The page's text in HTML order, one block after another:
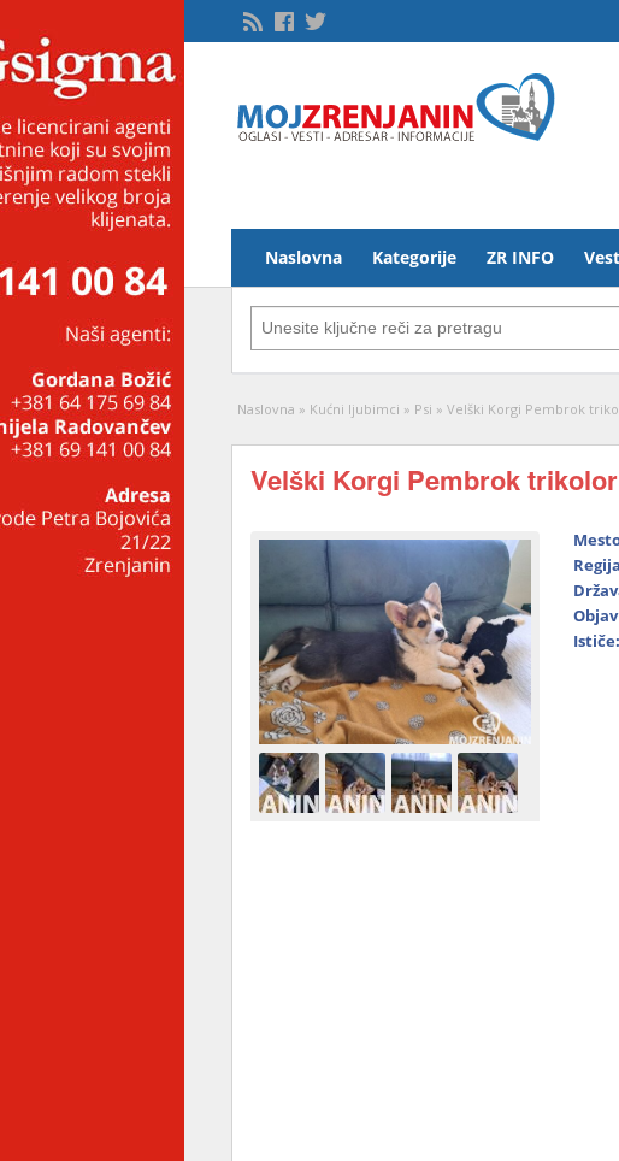
Naslovna Kategorije ZR INFO
Naslovna » Kućni ljubimci » Psi » Velški Korgi Pembrok
Velški Korgi Pembrok trikolor
Ističe: